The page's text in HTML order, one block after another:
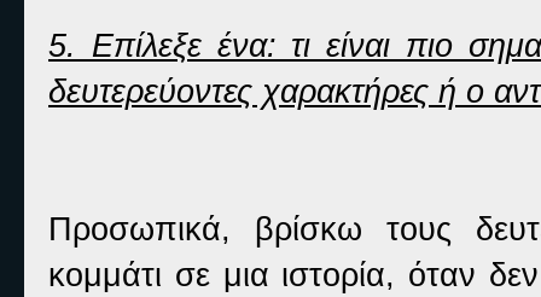
5. Επίλεξε ένα: τι είναι πιο
δευτερεύοντες χαρακτήρες ή ο
Προσωπικά, βρίσκω τους
κομμάτι σε μια ιστορία, όταν